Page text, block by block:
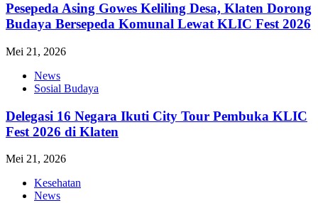
Pesepeda Asing Gowes Keliling Desa, Klaten Dorong
Budaya Bersepeda Komunal Lewat KLIC Fest 2026
Mei 21, 2026
News
Sosial Budaya
Delegasi 16 Negara Ikuti City Tour Pembuka KLIC
Fest 2026 di Klaten
Mei 21, 2026
Kesehatan
News